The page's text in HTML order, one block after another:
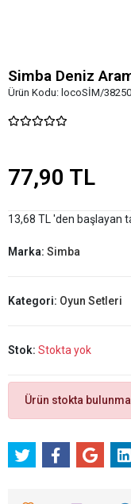
Simba Deniz
Ürün Kodu: locoSİM/
77,90 TL
13,68 TL 'den başlayan
Marka: Simba
Kategori: Oyun Setleri
Stok: Stokta yok
Ürün stokta